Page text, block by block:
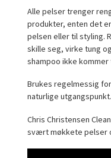
Alle pelser trenger
produkter, enten det
pelsen eller til styling.
skille seg, virke tung
shampoo ikke
Brukes regelmessig
naturlige utgangspunkt.
Chris Christensen
svært møkkete pelser